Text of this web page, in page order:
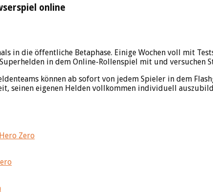
online
in die öffentliche Betaphase. Einige Wochen voll mit
in dem Online-Rollenspiel mit und versuchen
können ab sofort von jedem Spieler in dem
seinen eigenen Helden vollkommen individuell